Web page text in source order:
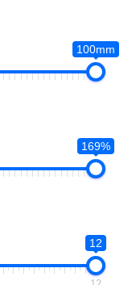
100mm
169%
12